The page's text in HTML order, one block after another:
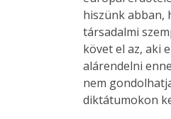
hiszünk abban,
társadalmi
követ el az, aki
alárendelni
nem
diktátumokon